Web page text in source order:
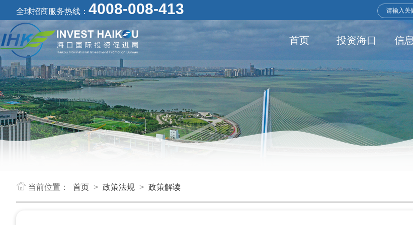
全球招商服务热线： 4008-008-413
首页 投资海口 信
当前位置： 首页 > 政策法规 > 政策解读